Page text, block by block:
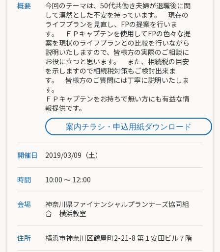
概要
今回のテーマは、50代共働き夫婦が退職後に関
して漠然とした不安を持っています。 現在の
ライフプランを見直し、FPの提案を行いま
す。 ＦＰキャプテンを使用してFPの色々な提
案を現状のライフプランとの比較を行いながら
説明いたしますので、皆様方の実際のご相談に
お役に立つと思います。 また、相続税の目安
を示しますので相続税対策もご検討出来ま
す。 皆様方のご質問には丁寧に説明いたしま
す。
ＦＰキャプテンをお持ちで無い方にも有益な情
報提供です。
案内チラシ・申込用紙ダウンロード
開催日 2019/03/09（土）
時間 10:00 ～ 12::00
会場
神奈川県ファイナンシャルプランナーズ協同組
合 横浜教室
住所 横浜市神奈川区鶴屋町2-21-8 第１安田ビル７階